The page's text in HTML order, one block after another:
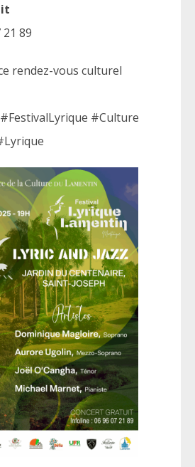
89
rendez-vous culturel
#Culture